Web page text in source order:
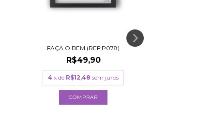
FAÇA O BEM (REF:P078)
R$49,90
4 x de R$12,48 sem juros
COMPRAR